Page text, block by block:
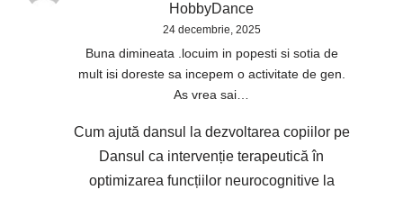
HobbyDance
24 decembrie, 2025
Buna dimineata .locuim in popesti si sotia de
mult isi doreste sa incepem o activitate de gen.
As vrea sai…
Cum ajută dansul la dezvoltarea copiilorpe
Dansul ca intervenție terapeutică în
optimizarea funcțiilor neurocognitive la